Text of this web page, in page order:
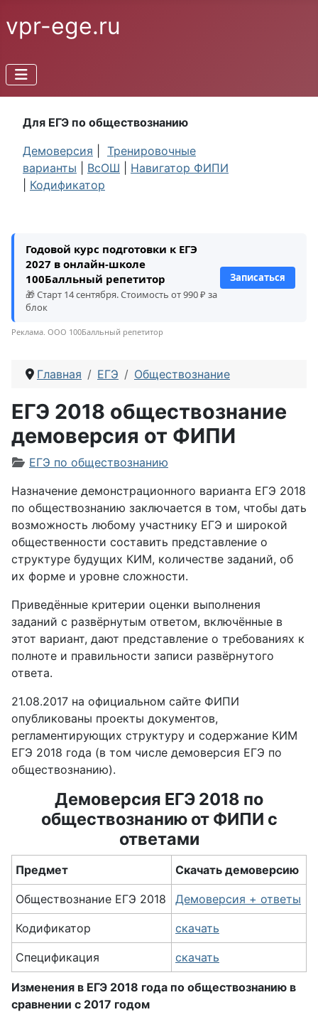
vpr-ege.ru
Для ЕГЭ по обществознанию
Демоверсия
Тренировочные
варианты
ВсОШ
Навигатор ФИПИ
Кодификатор
Годовой курс подготовки к ЕГЭ
2027 в онлайн-школе
100Балльный репетитор
🎁 Старт 14 сентября. Стоимость от 990 ₽ за
блок
Записаться
Реклама. ООО 100Балльный репетитор
Главная ЕГЭ Обществознание
ЕГЭ 2018 обществознание
демоверсия от ФИПИ
Информация о материале
ЕГЭ по обществознанию
Назначение демонстрационного варианта ЕГЭ 2018
по обществознанию заключается в том, чтобы дать
возможность любому участнику ЕГЭ и широкой
общественности составить представление о
структуре будущих КИМ, количестве заданий, об
их форме и уровне сложности.
Приведённые критерии оценки выполнения
заданий с развёрнутым ответом, включённые в
этот вариант, дают представление о требованиях к
полноте и правильности записи развёрнутого
ответа.
21.08.2017 на официальном сайте ФИПИ
опубликованы проекты документов,
регламентирующих структуру и содержание КИМ
ЕГЭ 2018 года (в том числе демоверсия ЕГЭ по
обществознанию).
Демоверсия ЕГЭ 2018 по
обществознанию от ФИПИ с
ответами
Предмет Скачать демоверсию
Обществознание ЕГЭ 2018 Демоверсия + ответы
Кодификатор скачать
Спецификация скачать
Изменения в ЕГЭ 2018 года по обществознанию в
сравнении с 2017 годом